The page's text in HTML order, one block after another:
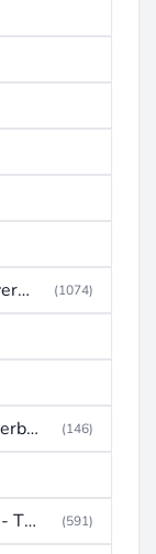
Refrigeración (heladeras, neveras, congeladores) (1074)
Tarjeta madre de PC - ( Motherboard ) (146)
Televideo (TV-VCR. TV-DVD- TV-DVD-VCR) (591)